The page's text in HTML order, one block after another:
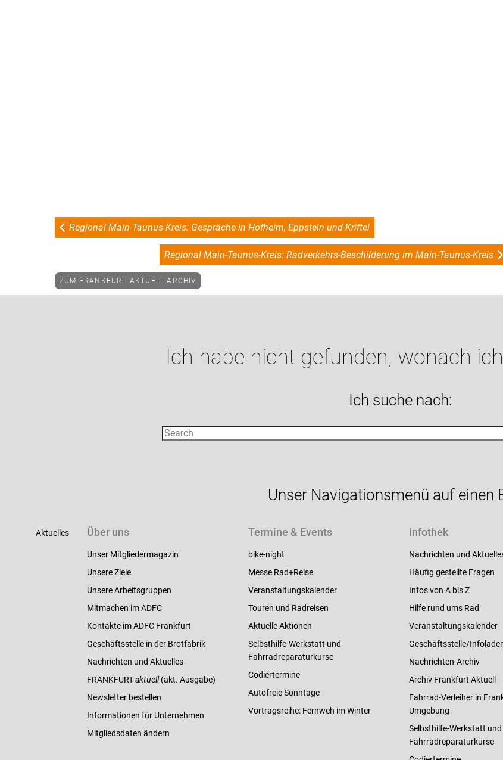
Regional Main-Taunus-Kreis: Gespräche in Hofheim, Eppstein und Kriftel
Regional Main-Taunus-Kreis: Radverkehrs-Beschilderung im Main-Taunus-Kreis
ZUM FRANKFURT AKTUELL ARCHIV
Ich habe nicht gefunden, wonach
Ich suche nach:
Unser Navigationsmenü auf einen
Aktuelles Über uns
Unser Mitgliedermagazin
Unsere Ziele
Unsere Arbeitsgruppen
Mitmachen im ADFC
Kontakte im ADFC Frankfurt
Geschäftsstelle in der Brotfabrik
Nachrichten und Aktuelles
FRANKFURTaktuell(akt. Ausgabe)
Newsletter bestellen
Informationen für Unternehmen
Mitgliedsdaten ändern
Termine & Events
bike-night
Messe Rad+Reise
Veranstaltungskalender
Touren und Radreisen
Aktuelle Aktionen
Selbsthilfe-Werkstatt und
Fahrradreparaturkurse
Codiertermine
Autofreie Sonntage
Vortragsreihe: Fernweh im Winter
Infothek
Nachrichten und
Häufig gestellte Fragen
Infos von A bis Z
Hilfe rund ums Rad
Veranstaltungskalender
Geschäftsstelle/
Nachrichten-Archiv
Archiv Frankfurt Aktuell
Fahrrad-Verleiher in
Umgebung
Selbsthilfe-Werkstatt und
Fahrradreparaturkurse